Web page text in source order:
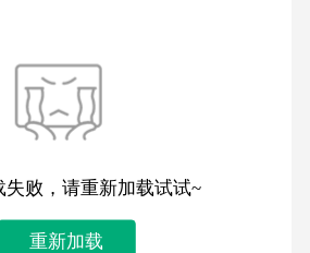
失败，请重新加载试试~
重新加载